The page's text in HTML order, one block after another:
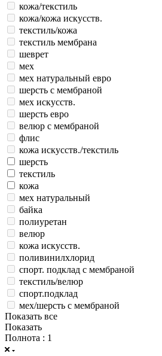
кожа/текстиль
кожа/кожа искусств.
текстиль/кожа
текстиль мембрана
шеврет
мех
мех натуральный евро
шерсть с мембраной
мех искусств.
шерсть евро
велюр с мембраной
флис
кожа искусств./текстиль
шерсть
текстиль
кожа
мех натуральный
байка
полиуретан
велюр
кожа искусств.
поливинилхлорид
спорт. подклад с мембраной
текстиль/велюр
спорт.подклад
мех/шерсть с мембраной
Показать все
Показать
Полнота : 1